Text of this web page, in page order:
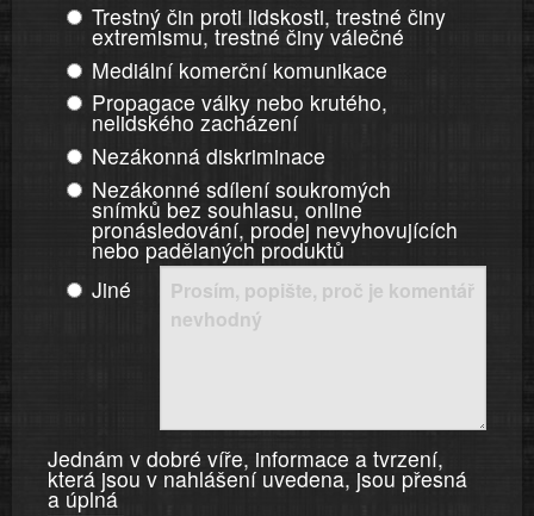
Trestný čin proti lidskosti, trestné činy
extremismu, trestné činy válečné
Mediální komerční komunikace
Propagace války nebo krutého,
nelidského zacházení
Nezákonná diskriminace
Nezákonné sdílení soukromých
snímků bez souhlasu, online
pronásledování, prodej nevyhovujících
nebo padělaných produktů
Jiné
Jednám v dobré víře, informace a tvrzení,
která jsou v nahlášení uvedena, jsou přesná
a úplná